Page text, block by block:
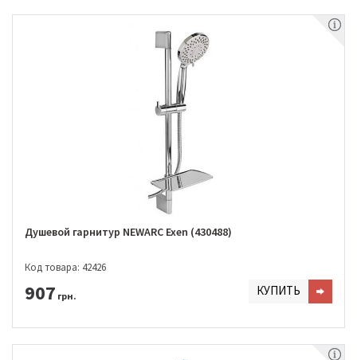
Душевой гарнитур NEWARC Exen (430488)
Код товара: 42426
907 грн. КУПИТЬ